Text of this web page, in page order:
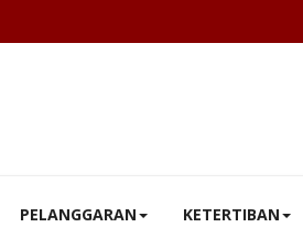
PELANGGARAN KETERTIBAN